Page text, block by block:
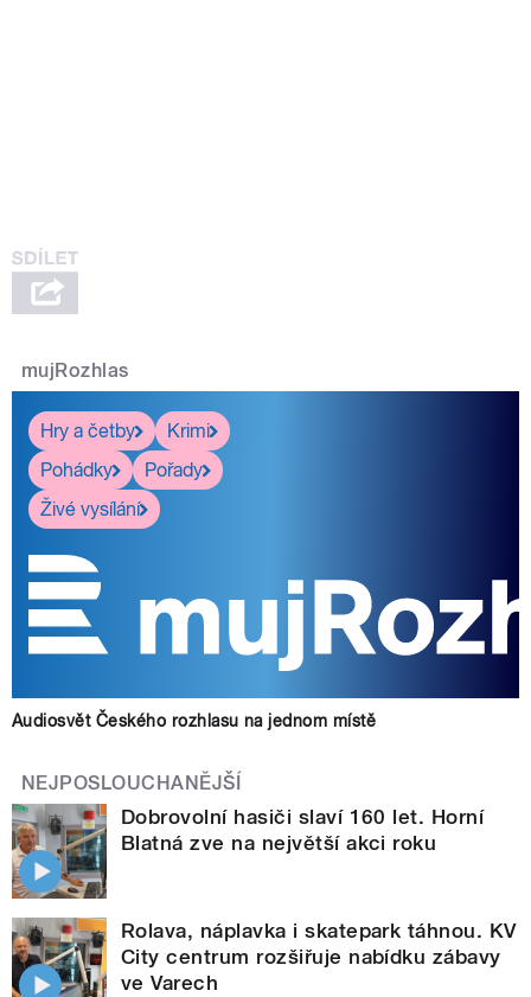
mujRozhlas
Hry a četby
Krimi
Pohádky
Pořady
Živé vysílání
Audiosvět Českého rozhlasu na jednom místě
NEJPOSLOUCHANĚJŠÍ
Dobrovolní hasiči slaví 160 let. Horní
Blatná zve na největší akci roku
Rolava, náplavka i skatepark táhnou. KV
City centrum rozšiřuje nabídku zábavy
ve Varech